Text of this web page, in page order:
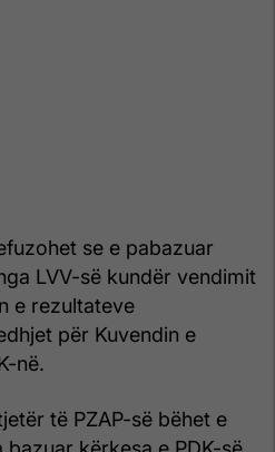
se e pabazuar
LVV-së kundër vendimit
e rezultateve
për Kuvendin e
në.
të PZAP-së bëhet e